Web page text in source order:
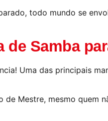
todo mundo se
Samba
Uma das principais
de Mestre, mesmo quem